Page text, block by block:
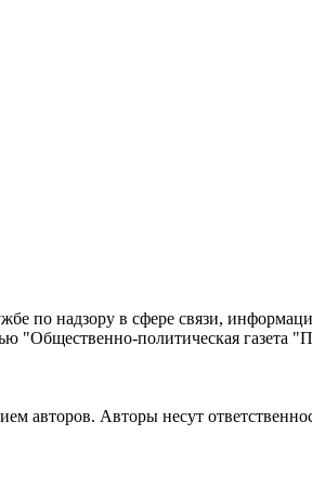
по надзору в сфере связи,
"Общественно-политическая газета
авторов. Авторы несут